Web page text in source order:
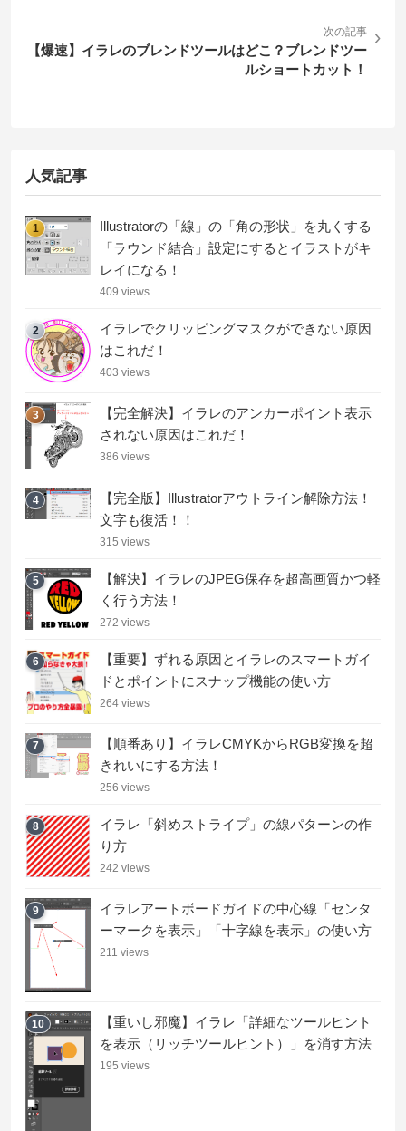
次の記事
【爆速】イラレのブレンドツールはどこ？ブレンドツー
ルショートカット！
›
人気記事
1
Illustratorの「線」の「角の形状」を丸くする
「ラウンド結合」設定にするとイラストがキ
レイになる！
409 views
2
イラレでクリッピングマスクができない原因
はこれだ！
403 views
3
【完全解決】イラレのアンカーポイント表示
されない原因はこれだ！
386 views
4
【完全版】Illustratorアウトライン解除方法！
文字も復活！！
315 views
5
【解決】イラレのJPEG保存を超高画質かつ軽
く行う方法！
272 views
6
【重要】ずれる原因とイラレのスマートガイ
ドとポイントにスナップ機能の使い方
264 views
7
【順番あり】イラレCMYKからRGB変換を超
きれいにする方法！
256 views
8
イラレ「斜めストライプ」の線パターンの作
り方
242 views
9
イラレアートボードガイドの中心線「センタ
ーマークを表示」「十字線を表示」の使い方
211 views
10
【重いし邪魔】イラレ「詳細なツールヒント
を表示（リッチツールヒント）」を消す方法
195 views